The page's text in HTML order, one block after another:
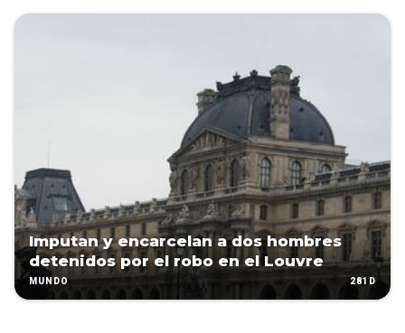
Imputan y encarcelan a dos hombres
detenidos por el robo en el Louvre
MUNDO 281D